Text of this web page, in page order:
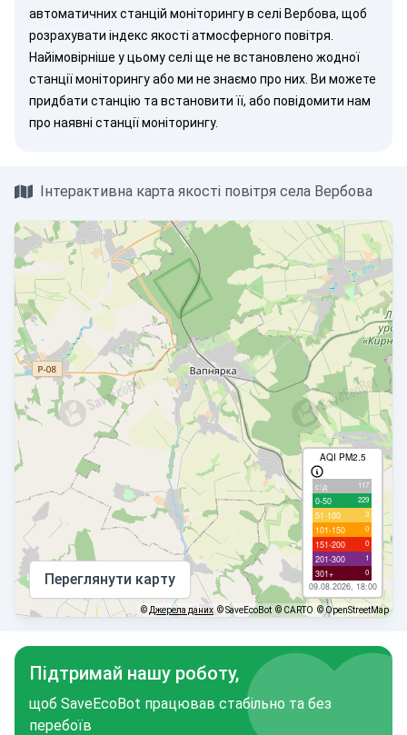
автоматичних станцій моніторингу в селі Вербова, щоб
розрахувати індекс якості атмосферного повітря.
Найімовірніше у цьому селі ще не встановлено жодної
станції моніторингу або ми не знаємо про них. Ви можете
придбати станцію та встановити її, або повідомити нам
про наявні станції моніторингу.
Інтерактивна карта якості повітря села Вербова
AQI PM2.5
с/д 117
0-50 229
51-100 3
101-150 0
151-200 0
201-300 1
301+ 0
09.08.2026, 18:00
Переглянути карту
© Джерела даних © SaveEcoBot © CARTO © OpenStreetMap
Підтримай нашу роботу,
щоб SaveEcoBot працював стабільно та без
перебоїв